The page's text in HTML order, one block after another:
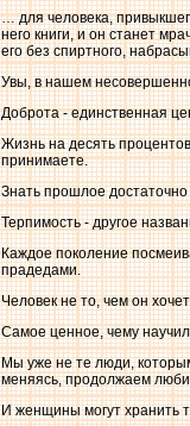
… для человека,
него книги, и он станет
его без спиртного,
Увы, в нашем
Доброта - единственная
Жизнь на десять
принимаете.
Знать прошлое
Терпимость - другое
Каждое поколение
прадедами.
Человек не то, чем он
Самое ценное, чему
Мы уже не те люди,
меняясь, продолжаем
И женщины могут хранить